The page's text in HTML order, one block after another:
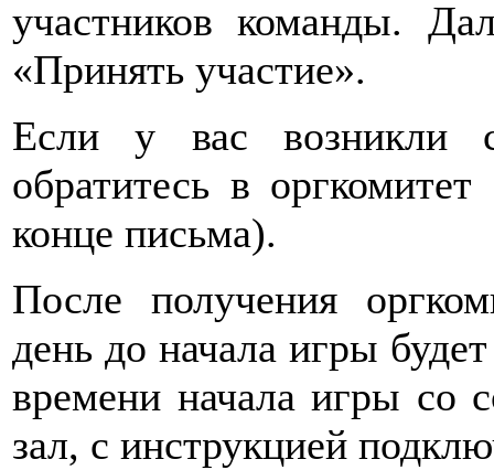
участников команды.
«Принять участие».
Если у вас возникли
обратитесь в
конце письма).
После получения
день до начала игры
времени начала игры со
зал, с инструкцией